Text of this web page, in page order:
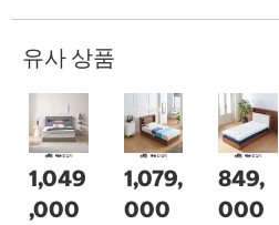
유사 상품
1,049
,000
1,079,
000
849,
000